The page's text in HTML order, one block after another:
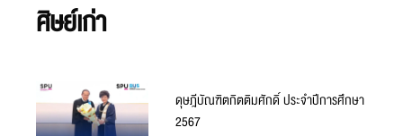
ศิษย์เก่า
ดุษฎีบัณฑิตกิตติมศักดิ์ ประจำปีการศึกษา
2567